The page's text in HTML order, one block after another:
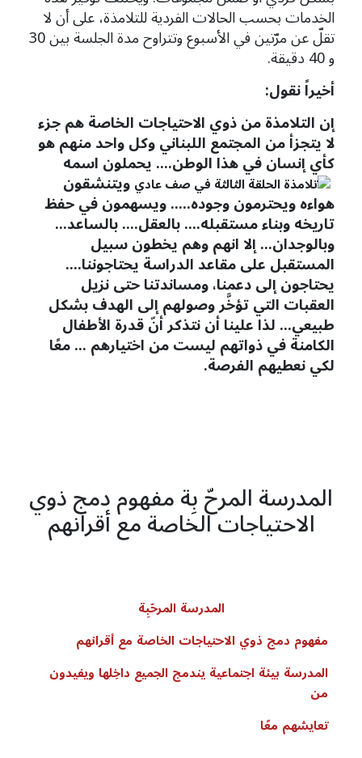
الخدمات بحسب الحالات الفردية للتلامذة، على أن لا
تقلّ عن مرّتين في الأسبوع وتتراوح مدة الجلسة بين 30
و 40 دقيقة.
أخيراً نقول:
إن التلامذة من ذوي الاحتياجات الخاصة هم جزء
لا يتجزأ من المجتمع اللبناني وكل واحد منهم هو
كأي إنسان في هذا الوطن.... يحملون اسمه
ويتنشقون
هواءه ويحترمون وجوده..... ويسهمون في حفظ
تاريخه وبناء مستقبله.... بالعقل.... بالساعد...
وبالوجدان... إلا انهم وهم يخطون سبيل
المستقبل على مقاعد الدراسة يحتاجوننا....
يحتاجون إلى دعمنا، ومساندتنا حتى نزيل
العقبات التي تؤخَّر وصولهم إلى الهدف بشكل
طبيعي... لذا علينا أن نتذكر أنّ قدرة الأطفال
الكامنة في ذواتهم ليست من اختيارهم ... معًا
لكي نعطيهم الفرصة.
المدرسة المرحّ بِة مفهوم دمج ذوي
الاحتياجات الخاصة مع أقرانهم
المدرسة المرحّبِة
مفهوم دمج ذوي الاحتياجات الخاصة مع أقرانهم
المدرسة بيئة اجتماعية يندمج الجميع داخِلها ويفيدون
من
تعايشهم معًا